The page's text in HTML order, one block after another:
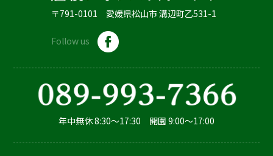
〒791-0101 愛媛県松山市 溝辺町乙531-1
Follow us
年中無休 8:30～17:30 開園 9:00～17:00